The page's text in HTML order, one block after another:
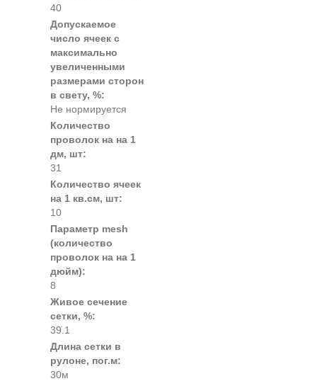
40
Допускаемое
число ячеек с
максимально
увеличенными
размерами сторон
в свету, %:
Не нормируется
Количество
проволок на на 1
дм, шт:
31
Количество ячеек
на 1 кв.см, шт:
10
Параметр mesh
(количество
проволок на на 1
дюйм):
8
Живое сечение
сетки, %:
39.1
Длина сетки в
рулоне, пог.м:
30м